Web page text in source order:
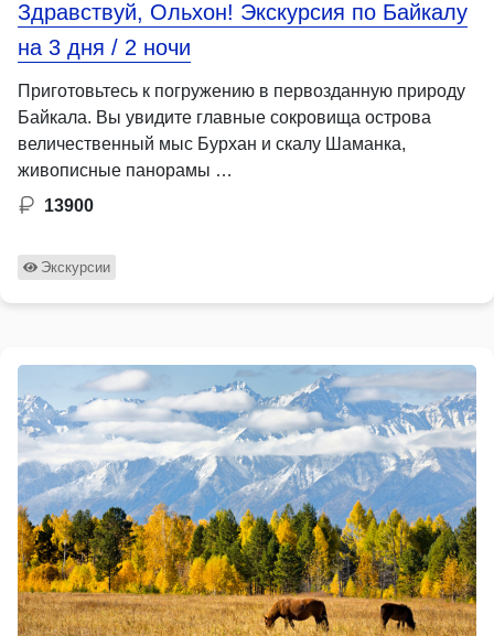
Здравствуй, Ольхон! Экскурсия по Байкалу
на 3 дня / 2 ночи
Приготовьтесь к погружению в первозданную природу
Байкала. Вы увидите главные сокровища острова
величественный мыс Бурхан и скалу Шаманка,
живописные панорамы …
13900
Экскурсии